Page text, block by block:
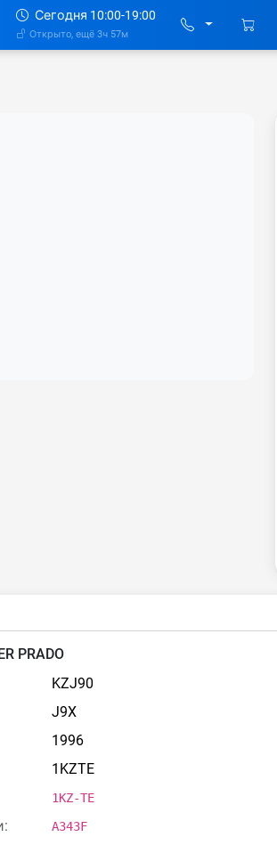
Сегодня 10:00-19:00
Открыто, ещё 3ч 57м
PRADO
KZJ90
J9X
1996
1KZTE
1KZ-TE
A343F